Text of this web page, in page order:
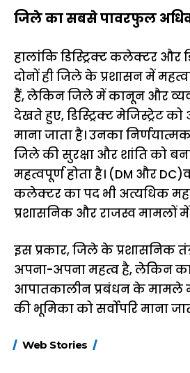
जिले का सबसे पावरफुल
हालांकि डिस्ट्रिक्ट कलेक्टर और
दोनों ही जिले के प्रशासन में
हैं, लेकिन जिले में कानून और
देखते हुए, डिस्ट्रिक्ट मेजिस्ट्रेट
माना जाता है। उनका
जिले की सुरक्षा और शांति को
महत्वपूर्ण होता है। (DM और
कलेक्टर का पद भी अत्यधिक
प्रशासनिक और राजस्व मामलों
इस प्रकार, जिले के प्रशासनिक
अपना-अपना महत्व है, लेकिन
आपातकालीन प्रबंधन के मामले में
की भूमिका को सर्वोपरि माना
Web Stories
FASTag के ये नए